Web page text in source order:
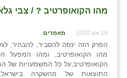
מהו הקואופרטיב ? / צבי
19 אוג 2010 מאמרים
הפרק הזה ינסה להסביר, להבהיר,
מהו הקואופרטיב, ומהו המפעל
הקואופרטיב,על כל המשמעויות של
התוצאות של מהשקרה